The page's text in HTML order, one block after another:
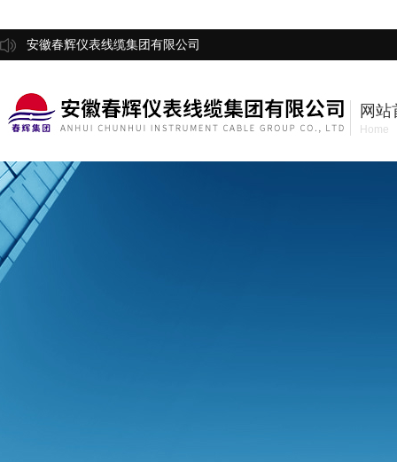
安徽春辉仪表线缆集团有限公司
网站
Home